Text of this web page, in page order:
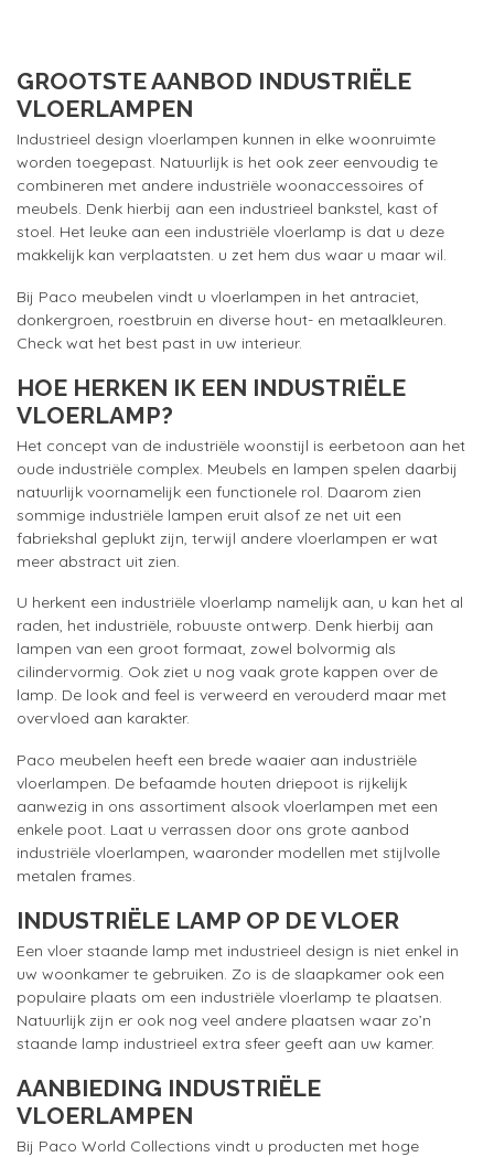
GROOTSTE AANBOD INDUSTRIËLE
VLOERLAMPEN
Industrieel design vloerlampen kunnen in elke woonruimte
worden toegepast. Natuurlijk is het ook zeer eenvoudig te
combineren met andere industriële woonaccessoires of
meubels. Denk hierbij aan een industrieel bankstel, kast of
stoel. Het leuke aan een industriële vloerlamp is dat u deze
makkelijk kan verplaatsten. u zet hem dus waar u maar wil.
Bij Paco meubelen vindt u vloerlampen in het antraciet,
donkergroen, roestbruin en diverse hout- en metaalkleuren.
Check wat het best past in uw interieur.
HOE HERKEN IK EEN INDUSTRIËLE
VLOERLAMP?
Het concept van de industriële woonstijl is eerbetoon aan het
oude industriële complex. Meubels en lampen spelen daarbij
natuurlijk voornamelijk een functionele rol. Daarom zien
sommige industriële lampen eruit alsof ze net uit een
fabriekshal geplukt zijn, terwijl andere vloerlampen er wat
meer abstract uit zien.
U herkent een industriële vloerlamp namelijk aan, u kan het al
raden, het industriële, robuuste ontwerp. Denk hierbij aan
lampen van een groot formaat, zowel bolvormig als
cilindervormig. Ook ziet u nog vaak grote kappen over de
lamp. De look and feel is verweerd en verouderd maar met
overvloed aan karakter.
Paco meubelen heeft een brede waaier aan industriële
vloerlampen. De befaamde houten driepoot is rijkelijk
aanwezig in ons assortiment alsook vloerlampen met een
enkele poot. Laat u verrassen door ons grote aanbod
industriële vloerlampen, waaronder modellen met stijlvolle
metalen frames.
INDUSTRIËLE LAMP OP DE VLOER
Een vloer staande lamp met industrieel design is niet enkel in
uw woonkamer te gebruiken. Zo is de slaapkamer ook een
populaire plaats om een industriële vloerlamp te plaatsen.
Natuurlijk zijn er ook nog veel andere plaatsen waar zo’n
staande lamp industrieel extra sfeer geeft aan uw kamer.
AANBIEDING INDUSTRIËLE
VLOERLAMPEN
Bij Paco World Collections vindt u producten met hoge